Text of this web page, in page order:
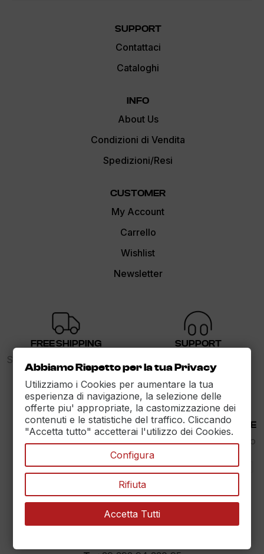
SUPPORT
Contattaci
Cataloghi
INFO
About Us
Condizioni di Vendita
Spedizioni/Resi
CUSTOMER
My Account
Carrello
Wishlist
Newsletter
FREE SHIPPING
Spedizione gratuita sopra i
89€
SUPPORT
30 DAYS RETURN
Reso Garantito entro
100% PAYMENT SECURE
Assicuriamo il pagamento
MAXET SRL
››Dati aziendali
Abbiamo Rispetto per la tua Privacy
Utilizziamo i Cookies per aumentare la tua
esperienza di navigazione, la selezione delle
offerte piu' appropriate, la castomizzazione dei
contenuti e le statistiche del traffico. Cliccando
"Accetta tutto" accetterai l'utilizzo dei Cookies.
Configura
Rifiuta
Accetta Tutti